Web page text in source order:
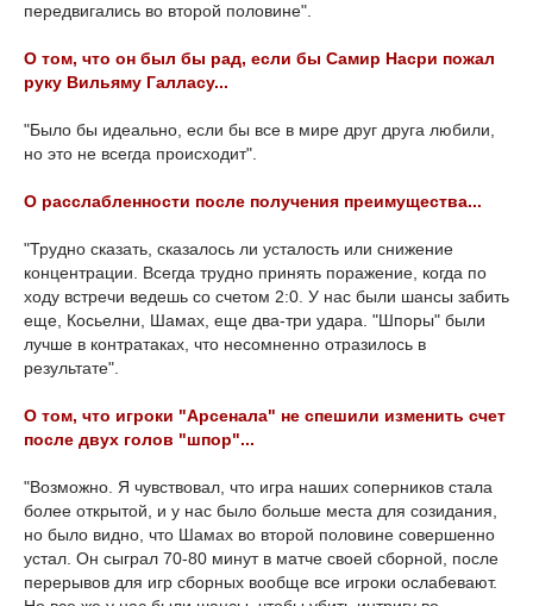
передвигались во второй половине".
О том, что он был бы рад, если бы Самир Насри пожал
руку Вильяму Галласу...
"Было бы идеально, если бы все в мире друг друга любили,
но это не всегда происходит".
О расслабленности после получения преимущества...
"Трудно сказать, сказалось ли усталость или снижение
концентрации. Всегда трудно принять поражение, когда по
ходу встречи ведешь со счетом 2:0. У нас были шансы забить
еще, Косьелни, Шамах, еще два-три удара. "Шпоры" были
лучше в контратаках, что несомненно отразилось в
результате".
О том, что игроки "Арсенала" не спешили изменить счет
после двух голов "шпор"...
"Возможно. Я чувствовал, что игра наших соперников стала
более открытой, и у нас было больше места для созидания,
но было видно, что Шамах во второй половине совершенно
устал. Он сыграл 70-80 минут в матче своей сборной, после
перерывов для игр сборных вообще все игроки ослабевают.